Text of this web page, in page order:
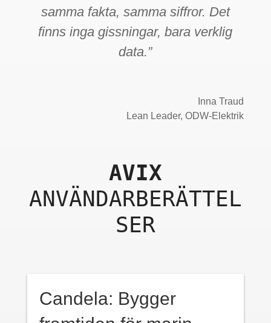
samma fakta, samma siffror. Det
finns inga gissningar, bara verklig
data.”
Inna Traud
Lean Leader, ODW-Elektrik
AVIX
ANVÄNDARBERÄTTEL
SER
Candela: Bygger